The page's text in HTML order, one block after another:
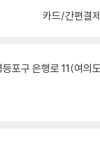
카드/간편결
포구 은행로 11(여의